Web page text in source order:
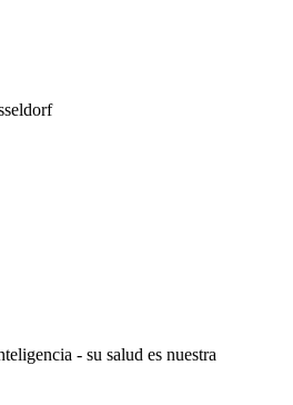
- su salud es nuestra